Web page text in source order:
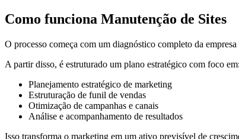
Como funciona Manutenção de Sites
O processo começa com um diagnóstico completo da
A partir disso, é estruturado um plano estratégico com foco em:
Planejamento estratégico de marketing
Estruturação de funil de vendas
Otimização de campanhas e canais
Análise e acompanhamento de resultados
Isso transforma o marketing em um ativo previsível de